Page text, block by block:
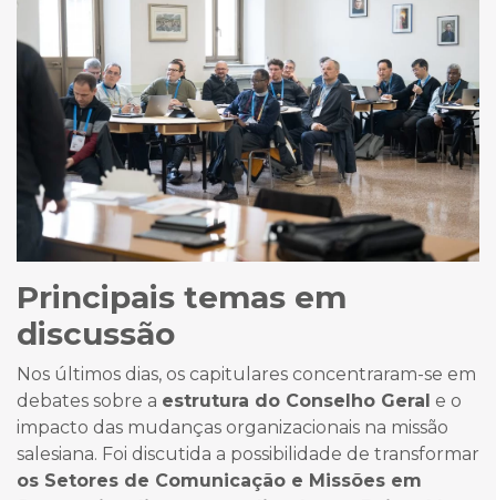
Principais temas em
discussão
Nos últimos dias, os capitulares concentraram-se em
debates sobre a estrutura do Conselho Geral e o
impacto das mudanças organizacionais na missão
salesiana. Foi discutida a possibilidade de transformar
os Setores de Comunicação e Missões em